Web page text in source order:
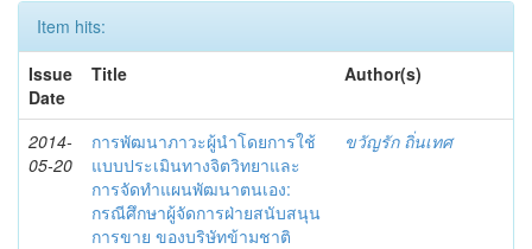
Item hits:
Issue
Date
Title Author(s)
2014-
05-20
การพัฒนาภาวะผู้นำโดยการใช้
แบบประเมินทางจิตวิทยาและ
การจัดทำแผนพัฒนาตนเอง:
กรณีศึกษาผู้จัดการฝ่ายสนับสนุน
การขาย ของบริษัทข้ามชาติ
ขวัญรัก ถิ่นเทศ